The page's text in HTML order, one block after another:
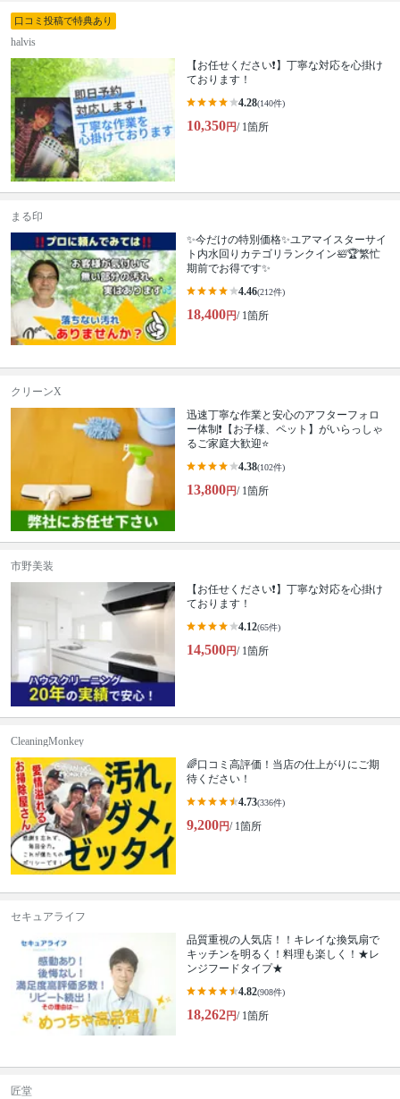
口コミ投稿で特典あり
halvis
【お任せください❗️】丁寧な対応を心掛け
ております！
4.28(140件)
10,350円/ 1箇所
まる印
✨今だけの特別価格✨ユアマイスターサイ
ト内水回りカテゴリランクイン🛀🏆繁忙
期前でお得です✨
4.46(212件)
18,400円/ 1箇所
クリーンX
迅速丁寧な作業と安心のアフターフォロ
ー体制❗️【お子様、ペット】がいらっしゃ
るご家庭大歓迎⭐️
4.38(102件)
13,800円/ 1箇所
市野美装
【お任せください❗️】丁寧な対応を心掛け
ております！
4.12(65件)
14,500円/ 1箇所
CleaningMonkey
🌈口コミ高評価！当店の仕上がりにご期
待ください！
4.73(336件)
9,200円/ 1箇所
セキュアライフ
品質重視の人気店！！キレイな換気扇で
キッチンを明るく！料理も楽しく！★レ
ンジフードタイプ★
4.82(908件)
18,262円/ 1箇所
匠堂